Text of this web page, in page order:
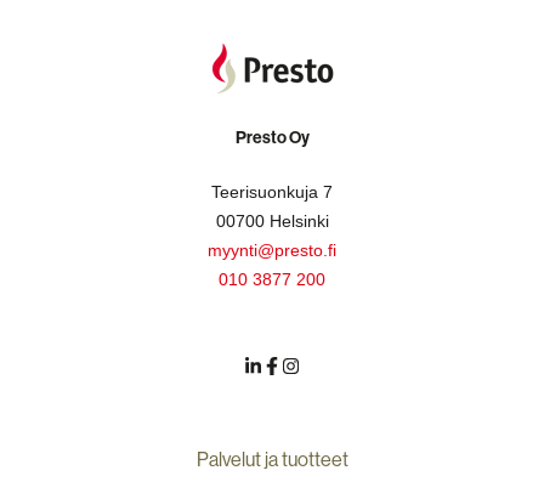
Presto Oy
Teerisuonkuja 7
00700 Helsinki
myynti@presto.fi
010 3877 200
Palvelut ja tuotteet